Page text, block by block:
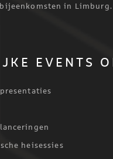
in Limburg.
EVENTS
heisessies